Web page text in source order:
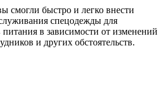
смогли быстро и легко внести
спецодежды для
питания в зависимости от изменений
и других обстоятельств.